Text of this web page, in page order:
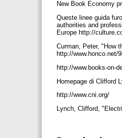
New Book Economy
Queste linee guida
authorities and
Europe http://
Curman, Peter, "How
http://www.honco.net/
http://www.books-on-
Homepage di Clifford
http://www.cni.org/
Lynch, Clifford,